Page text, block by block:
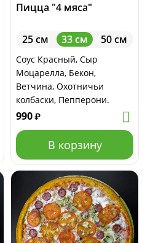
Пицца "4 мяса"
25 см 33 см 50 см
Соус Красный, Сыр
Моцарелла, Бекон,
Ветчина, Охотничьи
колбаски, Пепперони.
990₽
В корзину